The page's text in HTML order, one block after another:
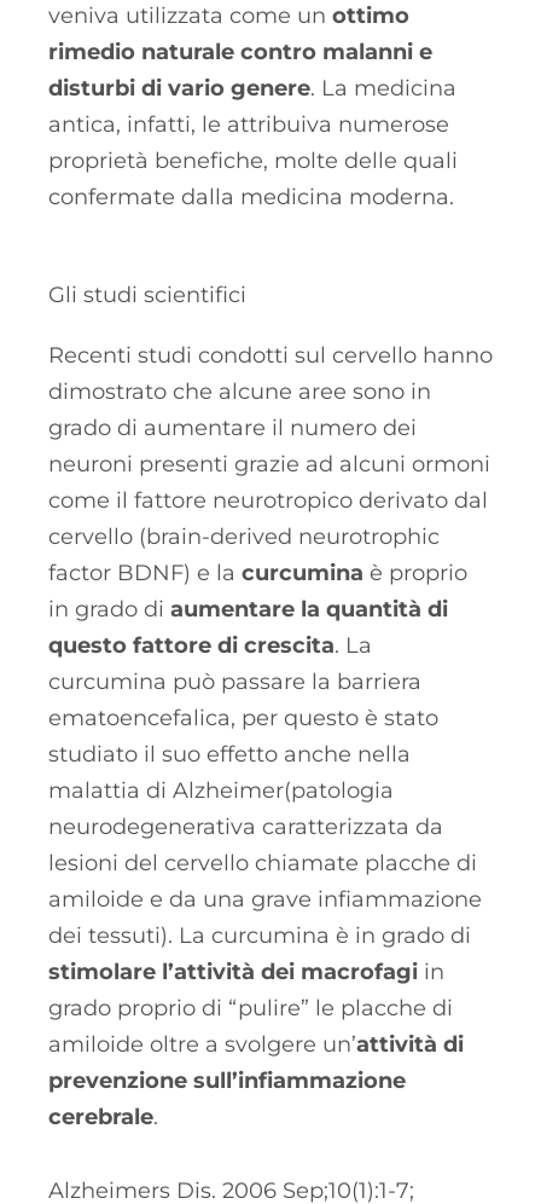
veniva utilizzata come un ottimo
rimedio naturale contro malanni e
disturbi di vario genere. La medicina
antica, infatti, le attribuiva numerose
proprietà benefiche, molte delle quali
confermate dalla medicina moderna.
Gli studi scientifici
Recenti studi condotti sul cervello hanno
dimostrato che alcune aree sono in
grado di aumentare il numero dei
neuroni presenti grazie ad alcuni ormoni
come il fattore neurotropico derivato dal
cervello (brain-derived neurotrophic
factor BDNF) e la curcumina è proprio
in grado di aumentare la quantità di
questo fattore di crescita. La
curcumina può passare la barriera
ematoencefalica, per questo è stato
studiato il suo effetto anche nella
malattia di Alzheimer(patologia
neurodegenerativa caratterizzata da
lesioni del cervello chiamate placche di
amiloide e da una grave infiammazione
dei tessuti). La curcumina è in grado di
stimolare l’attività dei macrofagi in
grado proprio di “pulire” le placche di
amiloide oltre a svolgere un’attività di
prevenzione sull’infiammazione
cerebrale.
Alzheimers Dis. 2006 Sep;10(1):1-7;